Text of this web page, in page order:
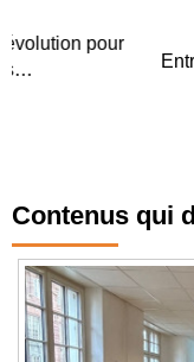
Entre circulation,
Contenus qui